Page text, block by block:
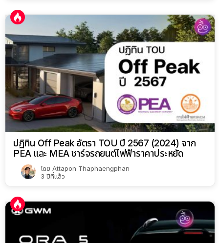
ปฏิทิน Off Peak อัตรา TOU ปี 2567 (2024) จาก
PEA และ MEA ชาร์จรถยนต์ไฟฟ้าราคาประหยัด
โดย Attapon Thaphaengphan
3 ปีที่แล้ว